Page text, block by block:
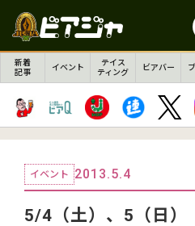
新着
記事
イベント
テイス
ティング
ビアバー
イベント 2013.5.4
5/4（土）、5（日）